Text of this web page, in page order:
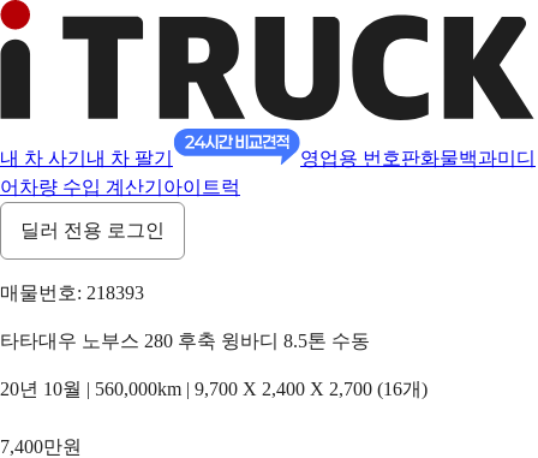
내 차 사기 내 차 팔기 영업용 번호판화물백과미디
어 차량 수입 계산기 아이트럭
딜러 전용 로그인
매물번호: 218393
타타대우 노부스 280 후축 윙바디 8.5톤 수동
20년 10월 | 560,000km | 9,700 X 2,400 X 2,700 (16개)
7,400만원